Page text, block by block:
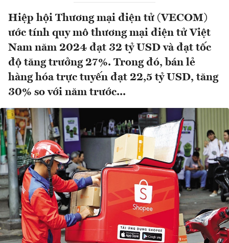
Hiệp hội Thương mại điện tử (VECOM)
ước tính quy mô thương mại điện tử Việt
Nam năm 2024 đạt 32 tỷ USD và đạt tốc
độ tăng trưởng 27%. Trong đó, bán lẻ
hàng hóa trực tuyến đạt 22,5 tỷ USD, tăng
30% so với năm trước...